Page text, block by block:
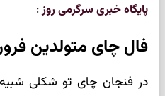
پایگاه خبری سرگرمی روز:
فال چای متولدین
در فنجان چای تو شکلی